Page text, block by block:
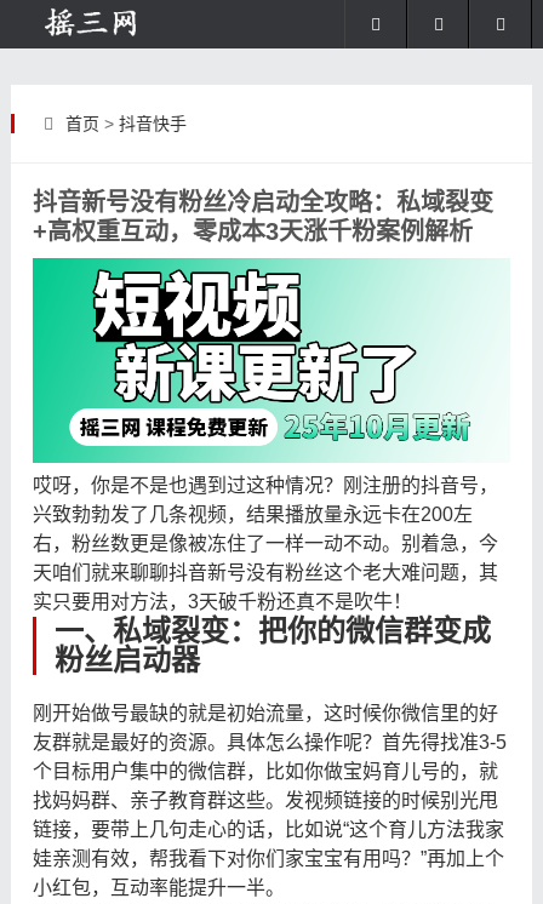
首页 > 抖音快手
抖音新号没有粉丝冷启动全攻略：私域裂变
+高权重互动，零成本3天涨千粉案例解析
哎呀，你是不是也遇到过这种情况？刚注册的抖音号，
兴致勃勃发了几条视频，结果播放量永远卡在200左
右，粉丝数更是像被冻住了一样一动不动。别着急，今
天咱们就来聊聊抖音新号没有粉丝这个老大难问题，其
实只要用对方法，3天破千粉还真不是吹牛！
一、私域裂变：把你的微信群变成
粉丝启动器
刚开始做号最缺的就是初始流量，这时候你微信里的好
友群就是最好的资源。具体怎么操作呢？首先得找准3-5
个目标用户集中的微信群，比如你做宝妈育儿号的，就
找妈妈群、亲子教育群这些。发视频链接的时候别光甩
链接，要带上几句走心的话，比如说“这个育儿方法我家
娃亲测有效，帮我看下对你们家宝宝有用吗？”再加上个
小红包，互动率能提升一半。